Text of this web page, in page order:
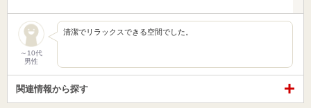
～10代
男性
清潔でリラックスできる空間でした。
関連情報から探す